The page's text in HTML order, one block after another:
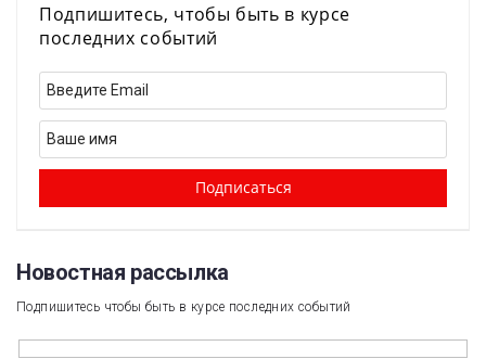
Подпишитесь, чтобы быть в курсе
последних событий
Новостная рассылка​
Подпишитесь чтобы быть в курсе последних событий